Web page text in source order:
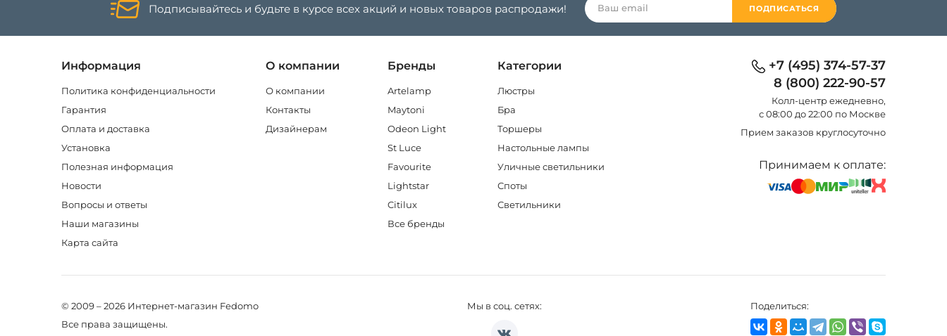
Подписывайтесь и будьте в курсе всех акций и новых товаров распродажи! ПОДПИСАТЬСЯ
Информация
Политика конфиденциальности
Гарантия
Оплата и доставка
Установка
Полезная информация
Новости
Вопросы и ответы
Наши магазины
Карта сайта
О компании
О компании
Контакты
Дизайнерам
Бренды
Artelamp
Maytoni
Odeon Light
St Luce
Favourite
Lightstar
Citilux
Все бренды
Категории
Люстры
Бра
Торшеры
Настольные лампы
Уличные светильники
Споты
Светильники
+7 (495) 374-57-37
8 (800) 222-90-57
Колл-центр eжедневно,
с 08:00 до 22:00 по Москве
Прием заказов круглосуточно
Принимаем к оплате:
© 2009 – 2026 Интернет-магазин Fedomo
Все права защищены.
Мы в соц. сетях: Поделиться: